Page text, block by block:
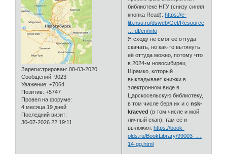
Зарегистрирован: 08-03-2020
Сообщений: 9023
Уважение: +7064
Позитив: +5747
Провел на форуме:
4 месяца 19 дней
Последний визит:
30-07-2026 22:19:11
библиотеке НГУ (снизу синяя
кнопка Read): https://e-
lib.nsu.ru/dsweb/Get/Resource
… df/en/info
Я сходу не смог её оттуда
скачать, но как-то вытянуть
её оттуда можно, потому что
в 2024-м новосибирец
Шрамко, который
выкладывает книжки в
электронном виде в
Царскосельскую библиотеку,
в том числе беря их и сnsk-
kraeved (в том числе и мой
личный скан), там её и
выложил: https://book-
olds.ru/BookLibrary/99003- …
14-gg.html